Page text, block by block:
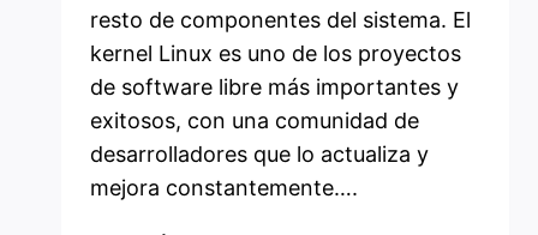
resto de componentes del sistema. El
kernel Linux es uno de los proyectos
de software libre más importantes y
exitosos, con una comunidad de
desarrolladores que lo actualiza y
mejora constantemente….